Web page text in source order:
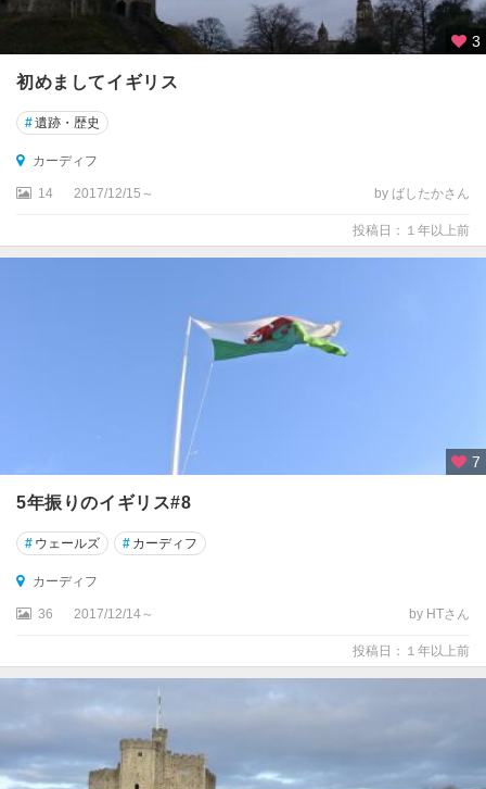
ー
コ
ン
ウ
サ
ン
ド
シ
ュ
ー
ベ
ジ
ャ
3
初めましてイギリス
#遺跡・歴史
カーディフ
14 2017/12/15～ by ばしたかさん
投稿日：１年以上前
7
5年振りのイギリス#8
# ウェールズ # カーディフ
カーディフ
36 2017/12/14～ by HTさん
投稿日：１年以上前